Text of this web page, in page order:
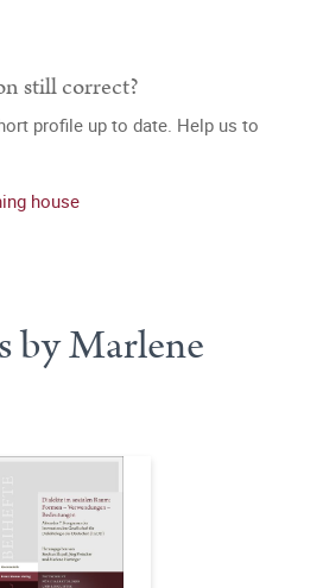
still correct?
profile up to date. Help us to
house
by Marlene